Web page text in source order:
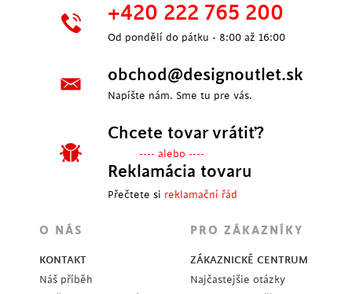
+420 222 765 200
Od pondělí do pátku - 8:00 až 16:00
obchod@designoutlet.sk
Napíšte nám. Sme tu pre vás.
Chcete tovar vrátiť?
---- alebo ----
Reklamácia tovaru
Přečtete si reklamační řád
O NÁS
KONTAKT
Náš příběh
PRO ZÁKAZNÍKY
ZÁKAZNICKÉ CENTRUM
Najčastejšie otázky